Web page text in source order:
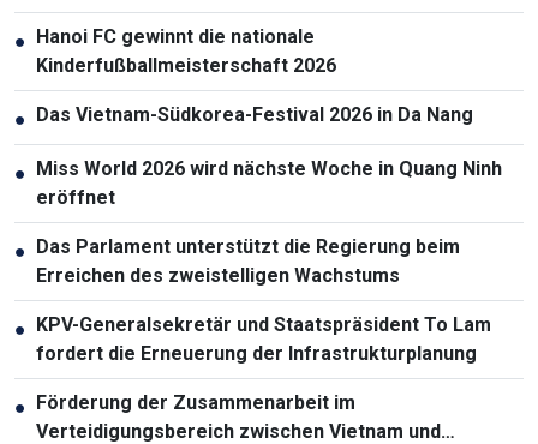
● Hanoi FC gewinnt die nationale
Kinderfußballmeisterschaft 2026
● Das Vietnam-Südkorea-Festival 2026 in Da Nang
● Miss World 2026 wird nächste Woche in Quang Ninh
eröffnet
● Das Parlament unterstützt die Regierung beim
Erreichen des zweistelligen Wachstums
● KPV-Generalsekretär und Staatspräsident To Lam
fordert die Erneuerung der Infrastrukturplanung
● Förderung der Zusammenarbeit im
Verteidigungsbereich zwischen Vietnam und